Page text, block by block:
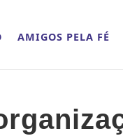
AMIGOS PELA FÉ